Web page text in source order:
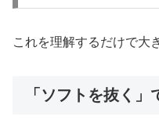
これを理解するだけで大
「ソフトを抜く